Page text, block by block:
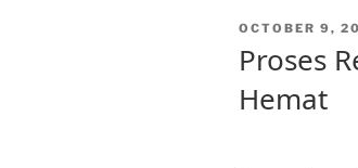
POSTED
OCTOBER 9,
Proses
Hemat